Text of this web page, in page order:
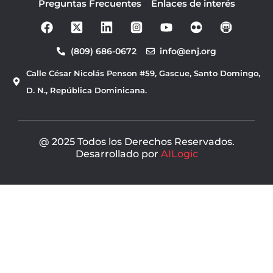
Preguntas Frecuentes Enlaces de interés
F
a
b
o
o
o
t
b
(809) 686-0672 info@enj.org
Calle César Nicolás Penson #59, Gascue, Santo Domingo,
D. N., República Dominicana.
@ 2025 Todos los Derechos Reservados.
Desarrollado por AILogic